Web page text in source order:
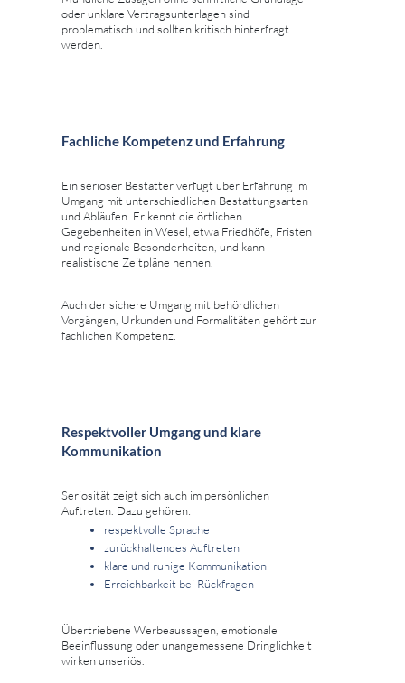
oder unklare Vertragsunterlagen sind
problematisch und sollten kritisch hinterfragt
werden.
Fachliche Kompetenz und Erfahrung
Ein seriöser Bestatter verfügt über Erfahrung im
Umgang mit unterschiedlichen Bestattungsarten
und Abläufen. Er kennt die örtlichen
Gegebenheiten in Wesel, etwa Friedhöfe, Fristen
und regionale Besonderheiten, und kann
realistische Zeitpläne nennen.
Auch der sichere Umgang mit behördlichen
Vorgängen, Urkunden und Formalitäten gehört zur
fachlichen Kompetenz.
Respektvoller Umgang und klare
Kommunikation
Seriosität zeigt sich auch im persönlichen
Auftreten. Dazu gehören:
respektvolle Sprache
zurückhaltendes Auftreten
klare und ruhige Kommunikation
Erreichbarkeit bei Rückfragen
Übertriebene Werbeaussagen, emotionale
Beeinflussung oder unangemessene Dringlichkeit
wirken unseriös.